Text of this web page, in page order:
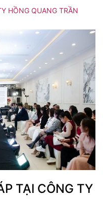
HỒNG QUANG TRẦN
TẠI CÔNG TY